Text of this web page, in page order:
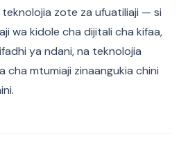
teknolojia zote za ufuatiliaji — si
wa kidole cha dijitali cha kifaa,
ya ndani, na teknolojia
cha mtumiaji zinaangukia chini